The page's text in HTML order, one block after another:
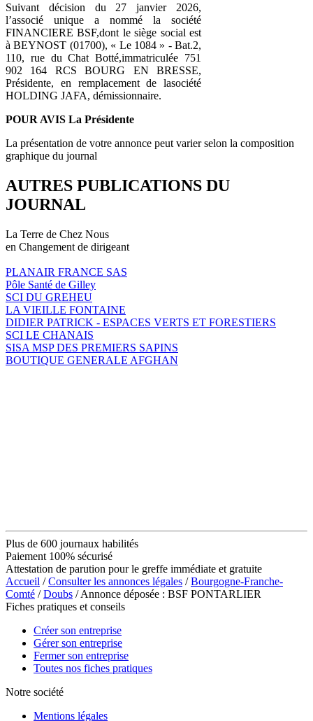
Suivant décision du 27 janvier 2026,
l’associé unique a nommé la société
FINANCIERE BSF,dont le siège social est
à BEYNOST (01700), « Le 1084 » - Bat.2,
110, rue du Chat Botté,immatriculée 751
902 164 RCS BOURG EN BRESSE,
Présidente, en remplacement de lasociété
HOLDING JAFA, démissionnaire.
POUR AVIS La Présidente
La présentation de votre annonce peut varier selon la composition
graphique du journal
AUTRES PUBLICATIONS DU
JOURNAL
La Terre de Chez Nous
en Changement de dirigeant
PLANAIR FRANCE SAS
Pôle Santé de Gilley
SCI DU GREHEU
LA VIEILLE FONTAINE
DIDIER PATRICK - ESPACES VERTS ET FORESTIERS
SCI LE CHANAIS
SISA MSP DES PREMIERS SAPINS
BOUTIQUE GENERALE AFGHAN
Plus de 600 journaux habilités
Paiement 100% sécurisé
Attestation de parution pour le greffe immédiate et gratuite
Accueil /Consulter les annonces légales /Bourgogne-Franche-
Comté /Doubs / Annonce déposée : BSF PONTARLIER
Fiches pratiques et conseils
Créer son entreprise
Gérer son entreprise
Fermer son entreprise
Toutes nos fiches pratiques
Notre société
Mentions légales